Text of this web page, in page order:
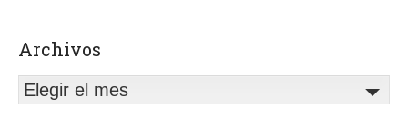
Archivos
Elegir el mes